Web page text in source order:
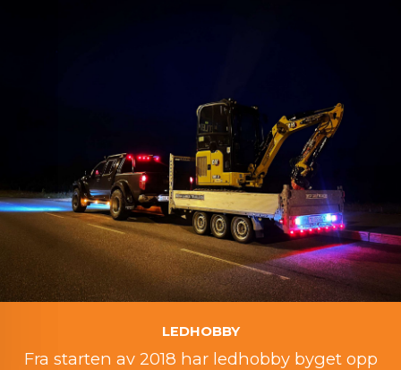
LEDHOBBY
Fra starten av 2018 har ledhobby byget opp